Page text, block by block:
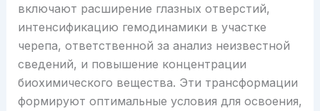
включают расширение глазных отверстий,
интенсификацию гемодинамики в участке
черепа, ответственной за анализ неизвестной
сведений, и повышение концентрации
биохимического вещества. Эти трансформации
формируют оптимальные условия для освоения,